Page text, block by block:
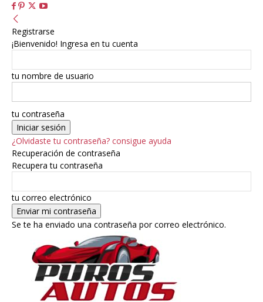
Registrarse
¡Bienvenido! Ingresa en tu cuenta
tu nombre de usuario
tu contraseña
¿Olvidaste tu contraseña? consigue ayuda
Recuperación de contraseña
Recupera tu contraseña
tu correo electrónico
Se te ha enviado una contraseña por correo electrónico.